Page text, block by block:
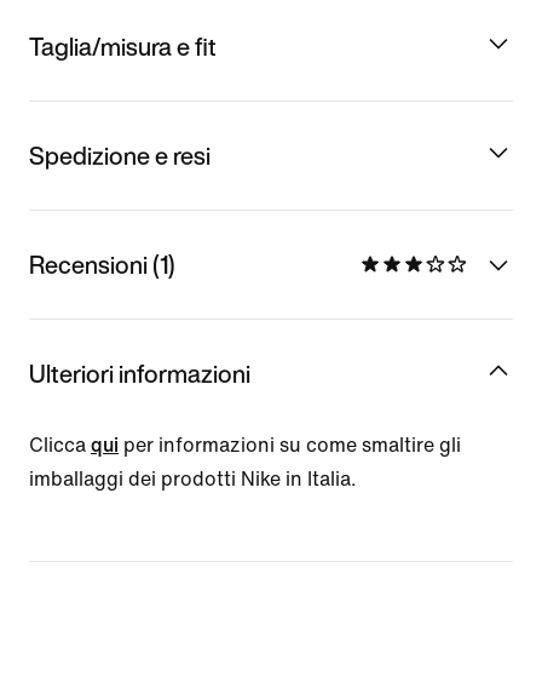
Taglia/misura e fit
Spedizione e resi
Recensioni (1)
Ulteriori informazioni
Clicca qui per informazioni su come smaltire gli
imballaggi dei prodotti Nike in Italia.